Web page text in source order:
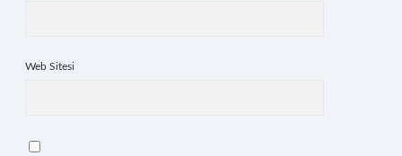
Web Sitesi